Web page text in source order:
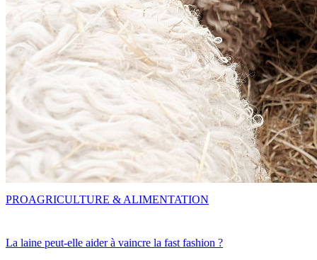
La laine peut-elle aider à vaincre la fast fashion ?
PROAGRICULTURE & ALIMENTATION